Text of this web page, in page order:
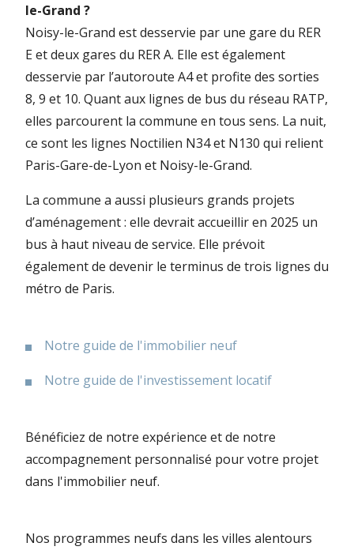
le-Grand ?
Noisy-le-Grand est desservie par une gare du RER
E et deux gares du RER A. Elle est également
desservie par l’autoroute A4 et profite des sorties
8, 9 et 10. Quant aux lignes de bus du réseau RATP,
elles parcourent la commune en tous sens. La nuit,
ce sont les lignes Noctilien N34 et N130 qui relient
Paris-Gare-de-Lyon et Noisy-le-Grand.
La commune a aussi plusieurs grands projets
d’aménagement : elle devrait accueillir en 2025 un
bus à haut niveau de service. Elle prévoit
également de devenir le terminus de trois lignes du
métro de Paris.
Notre guide de l'immobilier neuf
Notre guide de l'investissement locatif
Bénéficiez de notre expérience et de notre
accompagnement personnalisé pour votre projet
dans l'immobilier neuf.
Nos programmes neufs dans les villes alentours